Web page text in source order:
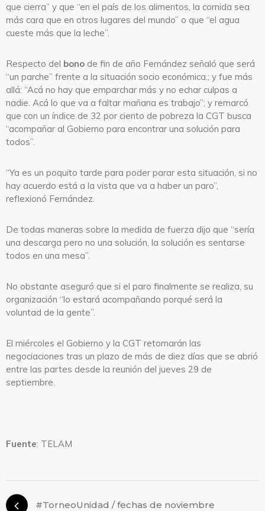
que cierra” y que “en el país de los alimentos, la comida sea
más cara que en otros lugares del mundo” o que “el agua
cueste más que la leche”.
Respecto del bono de fin de año Fernández señaló que será
“un parche” frente a la situación socio económica.; y fue más
allá: “Acá no hay que emparchar más y no echar culpas a
nadie. Acá lo que va a faltar mañana es trabajo”; y remarcó
que con un índice de 32 por ciento de pobreza la CGT busca
“acompañar al Gobierno para encontrar una solución para
todos”.
“Ya es un poquito tarde para poder parar esta situación, si no
hay acuerdo está a la vista que va a haber un paro”,
reflexionó Fernández.
De todas maneras sobre la medida de fuerza dijo que “sería
una descarga pero no una solución, la solución es sentarse
todos en una mesa”.
No obstante aseguró que si el paro finalmente se realiza, su
organización “lo estará acompañando porqué será la
voluntad de la gente”.
El miércoles el Gobierno y la CGT retomarán las
negociaciones tras un plazo de más de diez días que se abrió
entre las partes desde la reunión del jueves 29 de
septiembre.
Fuente: TELAM
#TorneoUnidad / fechas de noviembre